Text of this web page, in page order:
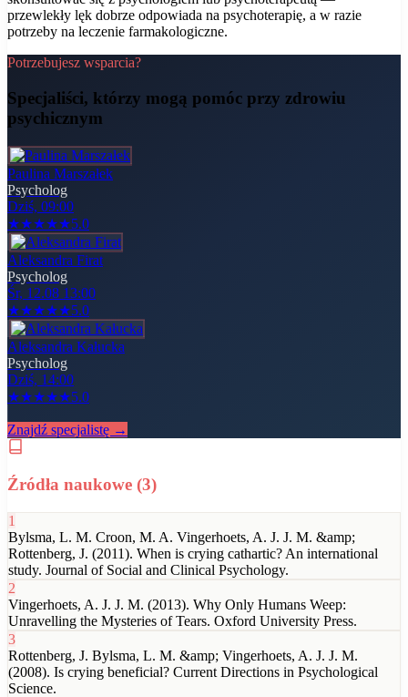
przewlekły lęk dobrze odpowiada na psychoterapię, a w razie
potrzeby na leczenie farmakologiczne.
Potrzebujesz wsparcia?
Specjaliści, którzy mogą pomóc przy zdrowiu
psychicznym
Paulina Marszałek
Psycholog
Dziś, 09:00
★★★★★5.0
Aleksandra Firat
Psycholog
Śr, 12.08 13:00
★★★★★5.0
Aleksandra Kałucka
Psycholog
Dziś, 14:00
★★★★★5.0
Znajdź specjalistę →
Źródła naukowe (3)
1
Bylsma, L. M. Croon, M. A. Vingerhoets, A. J. J. M. &amp;
Rottenberg, J. (2011). When is crying cathartic? An international
study. Journal of Social and Clinical Psychology.
2
Vingerhoets, A. J. J. M. (2013). Why Only Humans Weep:
Unravelling the Mysteries of Tears. Oxford University Press.
3
Rottenberg, J. Bylsma, L. M. &amp; Vingerhoets, A. J. J. M.
(2008). Is crying beneficial? Current Directions in Psychological
Science.